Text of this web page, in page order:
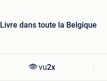
Livre dans toute la Belgique
vu2x